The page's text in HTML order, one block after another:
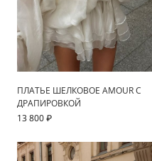
ПЛАТЬЕ ШЕЛКОВОЕ AMOUR С
ДРАПИРОВКОЙ
13 800 ₽